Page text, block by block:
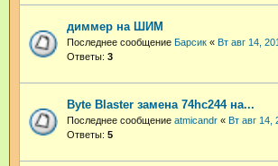
диммер на ШИМ
Последнее сообщение Барсик « Вт авг 14,
Ответы: 3
Byte Blaster замена 74hc244 на...
Последнее сообщение atmicandr « Вт авг 14,
Ответы: 5